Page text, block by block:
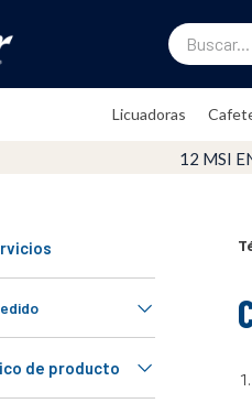
Buscar...
Licuadoras
de producto
TÉRMINOS MÁS BUSCADOS
5.
vidrio
6.
cafetera